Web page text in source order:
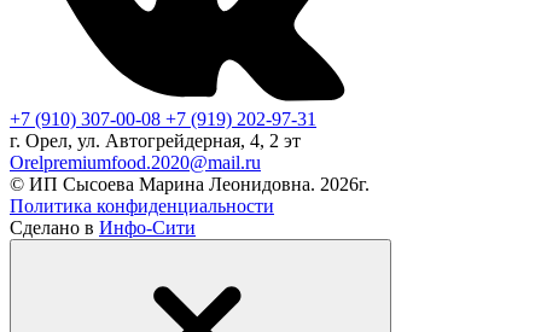
+7 (910) 307-00-08 +7 (919) 202-97-31
г. Орел, ул. Автогрейдерная, 4, 2 эт
Orelpremiumfood.2020@mail.ru
© ИП Сысоева Марина Леонидовна. 2026г.
Политика конфиденциальности
Сделано в Инфо-Сити